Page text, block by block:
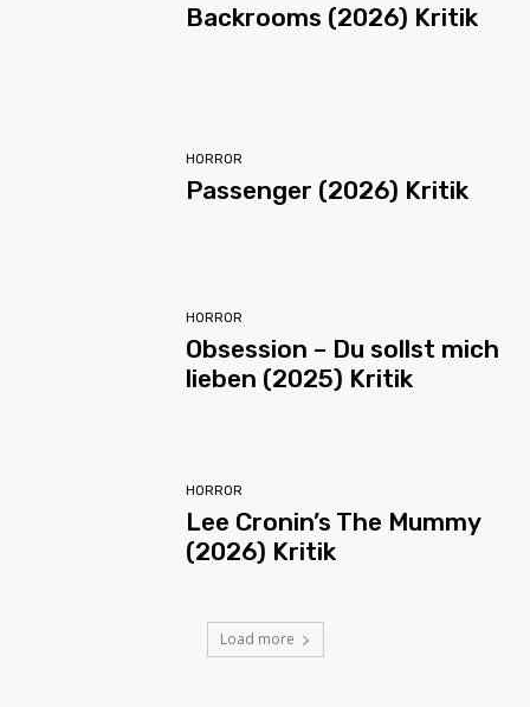
Backrooms (2026) Kritik
HORROR
Passenger (2026) Kritik
HORROR
Obsession – Du sollst mich
lieben (2025) Kritik
HORROR
Lee Cronin’s The Mummy
(2026) Kritik
Load more